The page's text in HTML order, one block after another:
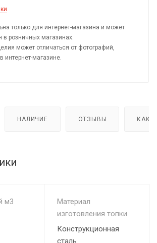
только для интернет-магазина и может
в розничных магазинах.
может отличаться от фотографий,
интернет-магазине.
НАЛИЧИЕ ОТЗЫВЫ КАК
м3
Материал
изготовления топки
Конструкционная
сталь